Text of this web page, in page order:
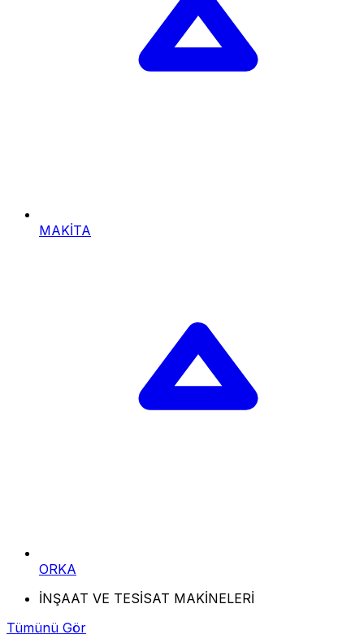
MAKİTA
ORKA
İNŞAAT VE TESİSAT MAKİNELERİ
Tümünü Gör